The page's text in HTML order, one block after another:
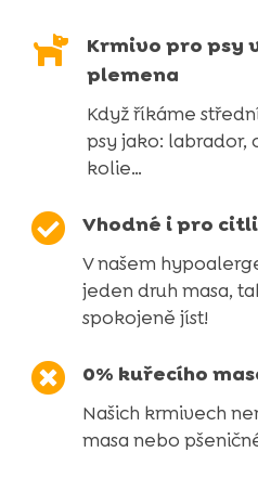

Krmivo pro psy
plemena
Když říkáme
psy jako: labrador,
kolie…
 Vhodné i pro
V našem
jeden druh masa,
spokojeně jíst!
 0% kuřecího
Našich krmivech
masa nebo